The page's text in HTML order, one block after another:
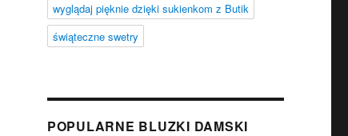
wyglądaj pięknie dzięki sukienkom z Butik
świąteczne swetry
POPULARNE BLUZKI DAMSKI